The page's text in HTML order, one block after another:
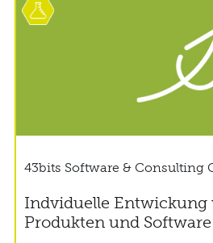
43bits Software & Consulting
Indviduelle Entwickung
Produkten und Software